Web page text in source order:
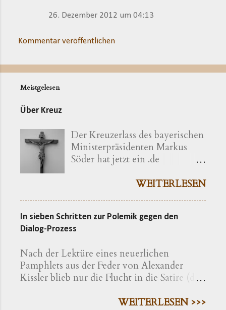
26. Dezember 2012 um 04:13
Kommentar veröffentlichen
Meistgelesen
Über Kreuz
Der Kreuzerlass des bayerischen
Ministerpräsidenten Markus
Söder hat jetzt ein .de
Der Vorgang gibt sich im
erkennen. Die »Ökumenische
Erklärung katholischer und
Hochschullehrer der Theologie
zum bayerischen Kreuzerlass am
1.6.2018« wird nachfolgend
»aus Bayern stammenden oder
WEITERLESEN
In sieben Schritten zur Polemik gegen den
Dialog-Prozess
Nach der Lektüre eines neuerlichen
Pamphlets aus der Feder von Alexander
Kissler blieb nur die Flucht in die Satire (die
beachten). Der folgende fiktive Text ist ein
WEITERLESEN >>>